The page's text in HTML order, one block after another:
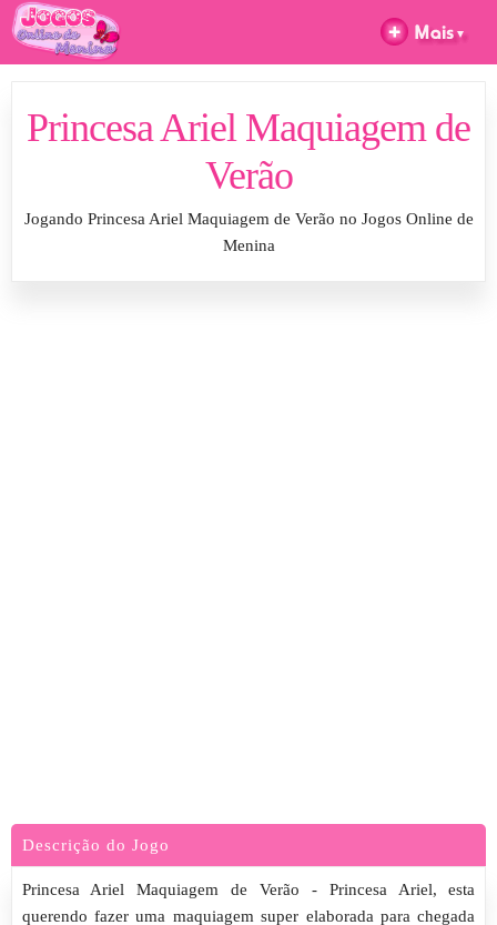
Princesa Ariel Maquiagem de
Verão
Jogando Princesa Ariel Maquiagem de Verão no Jogos Online de
Menina
Descrição do Jogo
Princesa Ariel Maquiagem de Verão - Princesa Ariel, esta
querendo fazer uma maquiagem super elaborada para chegada